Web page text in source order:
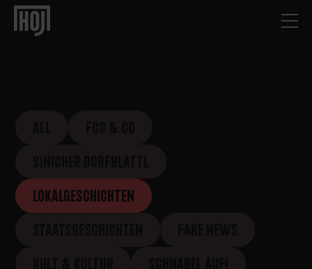
LOKALGESCHICHTEN